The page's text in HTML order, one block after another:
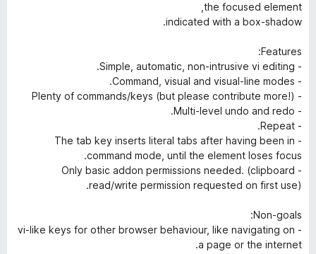
the focused element,
indicated with a box-shadow.
Features:
- Simple, automatic, non-intrusive vi editing.
- Command, visual and visual-line modes.
- Plenty of commands/keys (but please contribute more!)
- Multi-level undo and redo.
- Repeat.
- The tab key inserts literal tabs after having been in
command mode, until the element loses focus.
- Only basic addon permissions needed. (clipboard
read/write permission requested on first use).
Non-goals:
- vi-like keys for other browser behaviour, like navigating on
a page or the internet.